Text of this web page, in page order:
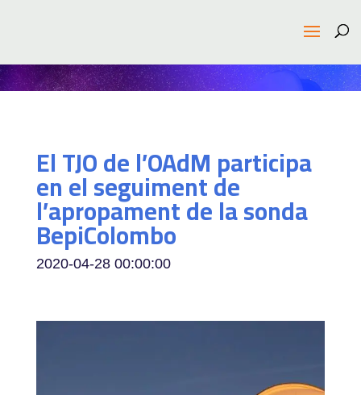
El TJO de l’OAdM participa
en el seguiment de
l’apropament de la sonda
BepiColombo
2020-04-28 00:00:00